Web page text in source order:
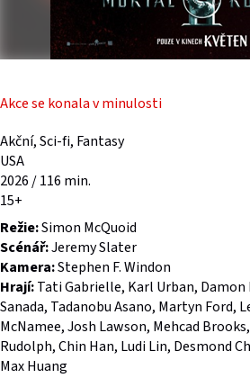
Akce se konala v minulosti
Akční, Sci-fi, Fantasy
USA
2026 / 116 min.
15+
Režie:Simon McQuoid
Scénář:Jeremy Slater
Kamera:Stephen F. Windon
Hrají:Tati Gabrielle, Karl Urban,
Sanada, Tadanobu Asano, Martyn Ford,
McNamee, Josh Lawson, Mehcad
Rudolph, Chin Han, Ludi Lin, Desmond
Max Huang